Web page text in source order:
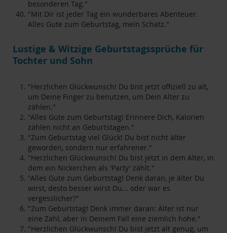
besonderen Tag."
"Mit Dir ist jeder Tag ein wunderbares Abenteuer.
Alles Gute zum Geburtstag, mein Schatz."
Lustige & Witzige Geburtstagssprüche für
Tochter und Sohn
"Herzlichen Glückwunsch! Du bist jetzt offiziell zu alt,
um Deine Finger zu benutzen, um Dein Alter zu
zählen."
"Alles Gute zum Geburtstag! Erinnere Dich, Kalorien
zählen nicht an Geburtstagen."
"Zum Geburtstag viel Glück! Du bist nicht älter
geworden, sondern nur erfahrener."
"Herzlichen Glückwunsch! Du bist jetzt in dem Alter, in
dem ein Nickerchen als 'Party' zählt."
"Alles Gute zum Geburtstag! Denk daran, je älter Du
wirst, desto besser wirst Du... oder war es
vergesslicher?"
"Zum Geburtstag! Denk immer daran: Alter ist nur
eine Zahl, aber in Deinem Fall eine ziemlich hohe."
"Herzlichen Glückwunsch! Du bist jetzt alt genug, um